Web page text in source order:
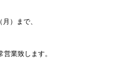
）まで、
業致します。